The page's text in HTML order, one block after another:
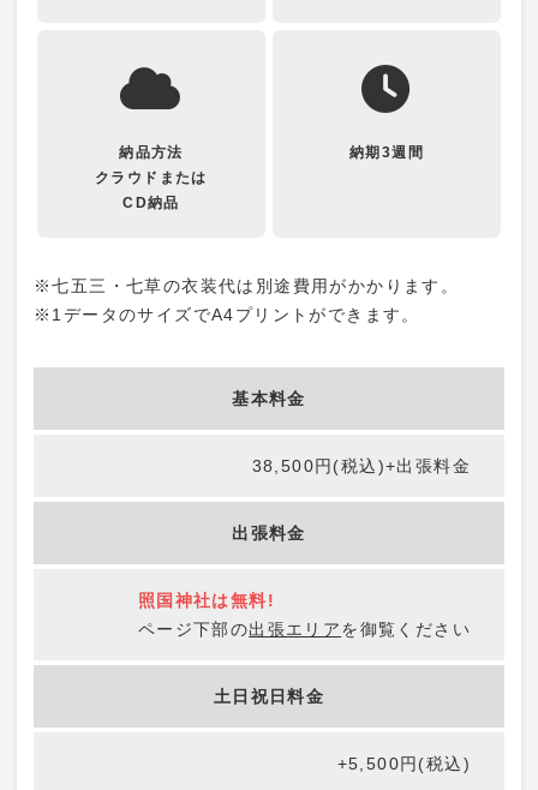
納品方法
クラウドまたは
CD納品
納期3週間
※七五三・七草の衣装代は別途費用がかかります。
※1データのサイズでA4プリントができます。
基本料金
38,500円(税込)+出張料金
出張料金
照国神社は無料!
ページ下部の出張エリアを御覧ください
土日祝日料金
+5,500円(税込)